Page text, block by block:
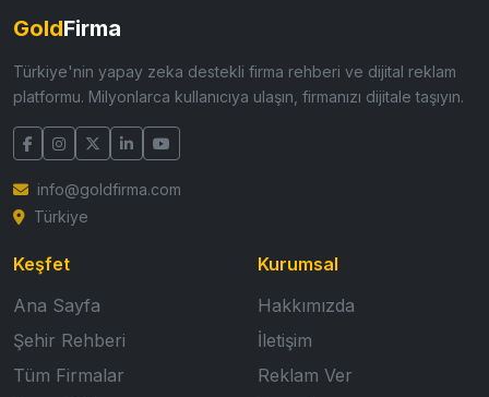
GoldFirma
Türkiye'nin yapay zeka destekli firma rehberi ve dijital reklam
platformu. Milyonlarca kullanıcıya ulaşın, firmanızı dijitale taşıyın.
info@goldfirma.com
Türkiye
Keşfet
Ana Sayfa
Şehir Rehberi
Tüm Firmalar
Kurumsal
Hakkımızda
İletişim
Reklam Ver